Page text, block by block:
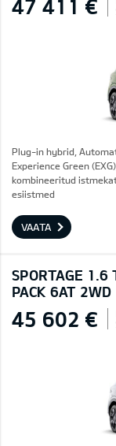
47 411 €
Plug-in hybrid,
Experience Green
kombineeritud
esiistmed
VAATA
SPORTAGE 1.6
PACK 6AT 2WD
45 602 €